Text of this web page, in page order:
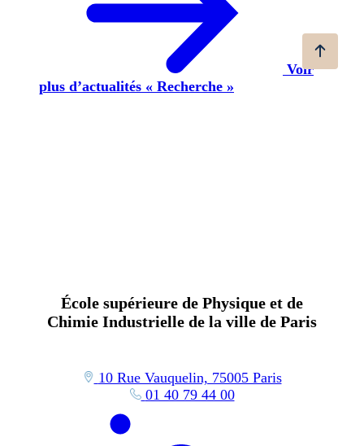
Voir
plus d’actualités « Recherche »
École supérieure de Physique et de
Chimie Industrielle de la ville de Paris
10 Rue Vauquelin, 75005 Paris
01 40 79 44 00